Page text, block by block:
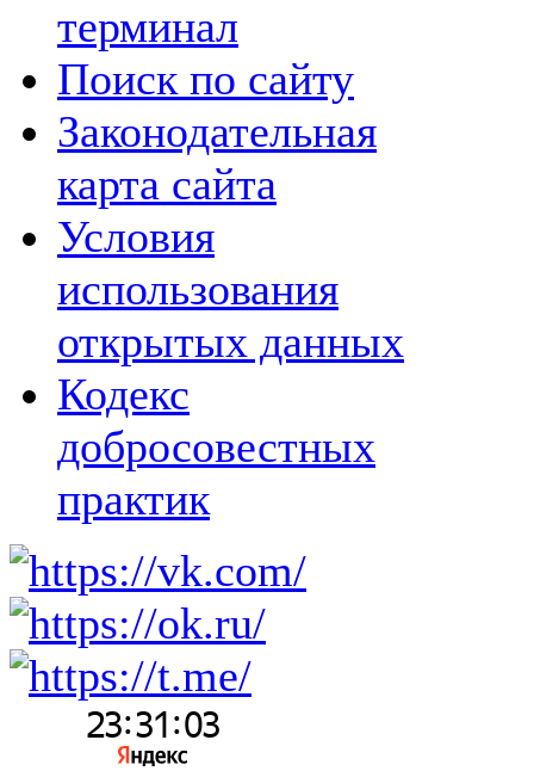
терминал
Поиск по сайту
Законодательная
карта сайта
Условия
использования
открытых данных
Кодекс
добросовестных
практик